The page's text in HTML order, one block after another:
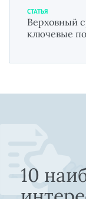
СТАТЬЯ
Верховный
ключевые
10